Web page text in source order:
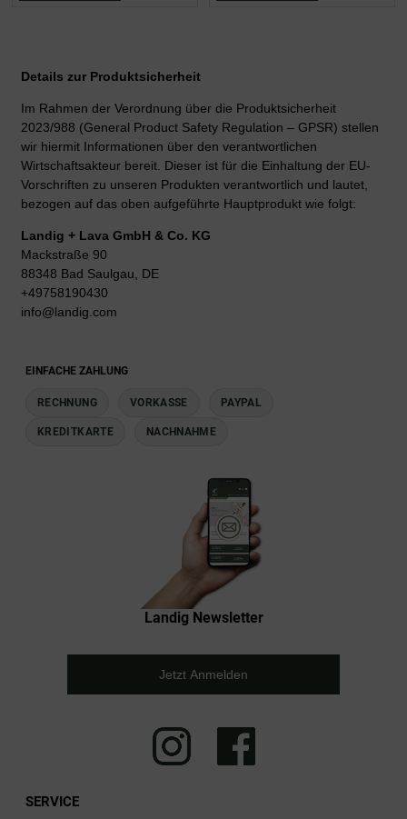
Details zur Produktsicherheit
Im Rahmen der Verordnung über die Produktsicherheit
2023/988 (General Product Safety Regulation – GPSR) stellen
wir hiermit Informationen über den verantwortlichen
Wirtschaftsakteur bereit. Dieser ist für die Einhaltung der EU-
Vorschriften zu unseren Produkten verantwortlich und lautet,
bezogen auf das oben aufgeführte Hauptprodukt wie folgt:
Landig + Lava GmbH & Co. KG
Mackstraße 90
88348 Bad Saulgau, DE
+49758190430
info@landig.com
EINFACHE ZAHLUNG
RECHNUNG VORKASSE PAYPAL
KREDITKARTE NACHNAHME
Landig Newsletter
Jetzt Anmelden
SERVICE